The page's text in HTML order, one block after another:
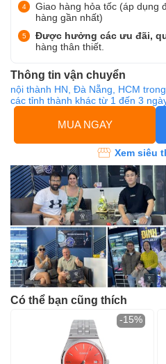
Giao hàng hỏa tốc (áp dụng
hàng gần nhất)
Được hưởng các ưu đãi,
hàng thân thiết.
Thông tin vận chuyển
nội thành HN, Đà Nẵng, HCM trong
các tỉnh thành khác từ 1 đến 3
MUA NGAY
Xem siêu
Có thể bạn cũng thích
-15%